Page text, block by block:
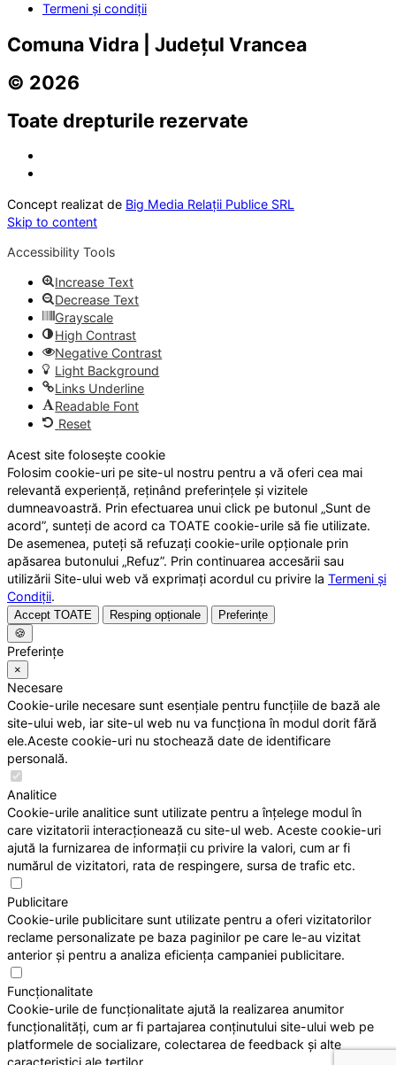
Termeni și condiții
Comuna Vidra | Județul Vrancea
© 2026
Toate drepturile rezervate
Concept realizat de Big Media Relații Publice SRL
Skip to content
Accessibility Tools
Increase Text
Decrease Text
Grayscale
High Contrast
Negative Contrast
Light Background
Links Underline
Readable Font
Reset
Acest site folosește cookie
Folosim cookie-uri pe site-ul nostru pentru a vă oferi cea mai
relevantă experiență, reținând preferințele și vizitele
dumneavoastră. Prin efectuarea unui click pe butonul „Sunt de
acord”, sunteți de acord ca TOATE cookie-urile să fie utilizate.
De asemenea, puteți să refuzați cookie-urile opționale prin
apăsarea butonului „Refuz”. Prin continuarea accesării sau
utilizării Site-ului web vă exprimați acordul cu privire la Termeni și
Condiții.
Accept TOATE Resping opționale
Preferințe
🍪
Preferințe
×
Necesare
Cookie-urile necesare sunt esențiale pentru funcțiile de bază ale
site-ului web, iar site-ul web nu va funcționa în modul dorit fără
ele.Aceste cookie-uri nu stochează date de identificare
personală.
Analitice
Cookie-urile analitice sunt utilizate pentru a înțelege modul în
care vizitatorii interacționează cu site-ul web. Aceste cookie-uri
ajută la furnizarea de informații cu privire la valori, cum ar fi
numărul de vizitatori, rata de respingere, sursa de trafic etc.
Publicitare
Cookie-urile publicitare sunt utilizate pentru a oferi vizitatorilor
reclame personalizate pe baza paginilor pe care le-au vizitat
anterior și pentru a analiza eficiența campaniei publicitare.
Funcționalitate
Cookie-urile de funcționalitate ajută la realizarea anumitor
funcționalități, cum ar fi partajarea conținutului site-ului web pe
platformele de socializare, colectarea de feedback și alte
caracteristici ale terților.